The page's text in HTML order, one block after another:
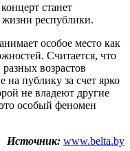
станет
республики.
особое место как
Считается, что
возрастов
на публику за счет ярко
не владеют другие
особый феномен
Источник: www.belta.by